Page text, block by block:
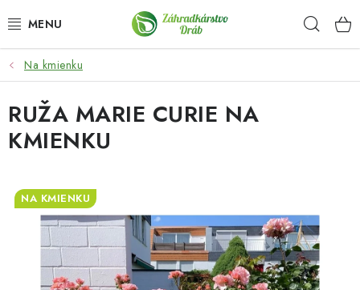
na
OKRASNÉ DREVINY
OLIVOVNÍKY, PALMY, CITRUSY
DROBNÉ OVOCIE
OVOCNÉ STROMY
KVETY A BYLINKY
SADIVÁ
Na kmienku
RUŽA MARIE CURIE NA
KMIENKU
NA KMIENKU